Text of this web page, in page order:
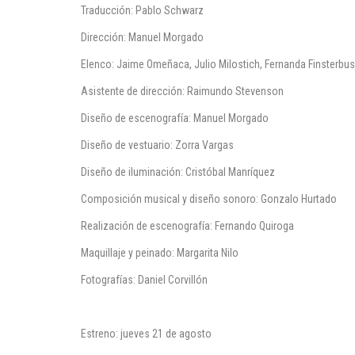
Traducción: Pablo Schwarz
Dirección: Manuel Morgado
Elenco: Jaime Omeñaca, Julio Milostich, Fernanda
Asistente de dirección: Raimundo Stevenson
Diseño de escenografía: Manuel Morgado
Diseño de vestuario: Zorra Vargas
Diseño de iluminación: Cristóbal Manríquez
Composición musical y diseño sonoro: Gonzalo Hurtado
Realización de escenografía: Fernando Quiroga
Maquillaje y peinado: Margarita Nilo
Fotografías: Daniel Corvillón
Estreno: jueves 21 de agosto